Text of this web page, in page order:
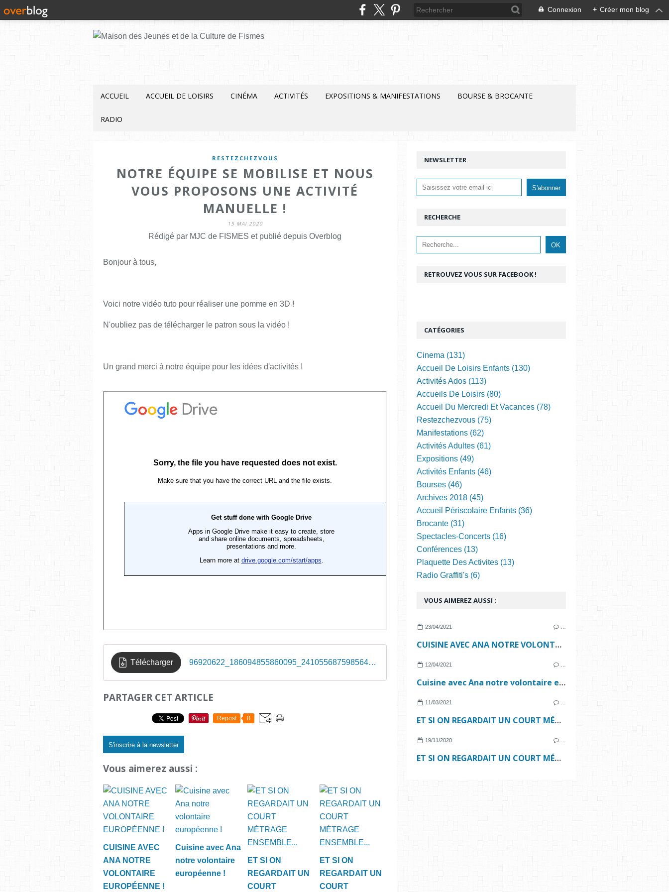
Connexion + Créer mon blog
ACCUEIL ACCUEIL DE LOISIRS CINÉMA ACTIVITÉS EXPOSITIONS & MANIFESTATIONS BOURSE & BROCANTE
RADIO
RESTEZCHEZVOUS
NOTRE ÉQUIPE SE MOBILISE ET NOUS
VOUS PROPOSONS UNE ACTIVITÉ
MANUELLE !
15 MAI 2020
Rédigé par MJC de FISMES et publié depuis Overblog
Bonjour à tous,
Voici notre vidéo tuto pour réaliser une pomme en 3D !
N'oubliez pas de télécharger le patron sous la vidéo !
Un grand merci à notre équipe pour les idées d'activités !
Télécharger 96920622_186094855860095_2410556875985649664_n
PARTAGER CET ARTICLE
Repost 0
S'inscrire à la newsletter
Vous aimerez aussi :
CUISINE AVEC
ANA NOTRE
VOLONTAIRE
EUROPÉENNE !
Cuisine avec Ana
notre volontaire
européenne !
ET SI ON
REGARDAIT UN
COURT
ET SI ON
REGARDAIT UN
COURT
NEWSLETTER
RECHERCHE
VOUS AIMEREZ AUSSI :
23/04/2021
CUISINE AVEC ANA NOTRE VOLONTAIRE EUROPÉENNE !
12/04/2021
Cuisine avec Ana notre volontaire européenne !
11/03/2021
ET SI ON REGARDAIT UN COURT MÉTRAGE ENSEMBLE...
19/11/2020
ET SI ON REGARDAIT UN COURT MÉTRAGE ENSEMBLE...
CATÉGORIES
Cinema (131)
Accueil De Loisirs Enfants (130)
Activités Ados (113)
Accueils De Loisirs (80)
Accueil Du Mercredi Et Vacances (78)
Restezchezvous (75)
Manifestations (62)
Activités Adultes (61)
Expositions (49)
Activités Enfants (46)
Bourses (46)
Archives 2018 (45)
Accueil Périscolaire Enfants (36)
Brocante (31)
Spectacles-Concerts (16)
Conférences (13)
Plaquette Des Activites (13)
Radio Graffiti's (6)
RETROUVEZ VOUS SUR FACEBOOK !